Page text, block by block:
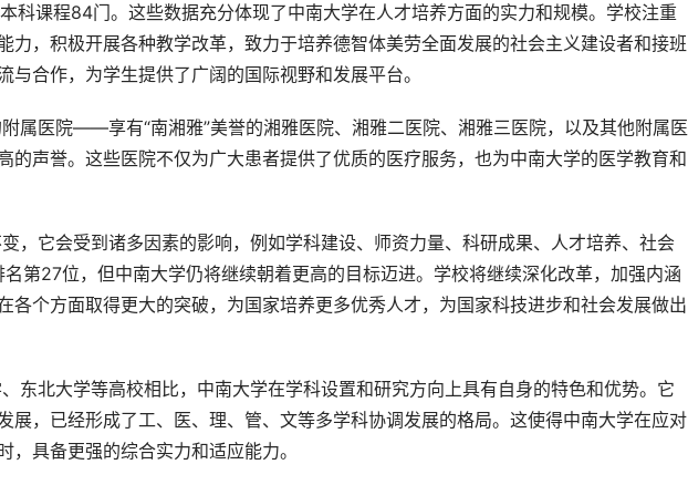
科课程84门。这些数据充分体现了中南大学在人才培养方面的实力和规模。学校注重
力，积极开展各种教学改革，致力于培养德智体美劳全面发展的社会主义建设者和接班
与合作，为学生提供了广阔的国际视野和发展平台。
的声誉。这些医院不仅为广大患者提供了优质的医疗服务，也为中南大学的医学教育和
第27位，但中南大学仍将继续朝着更高的目标迈进。学校将继续深化改革，加强内涵
各个方面取得更大的突破，为国家培养更多优秀人才，为国家科技进步和社会发展做出
展，已经形成了工、医、理、管、文等多学科协调发展的格局。这使得中南大学在应对
，具备更强的综合实力和适应能力。